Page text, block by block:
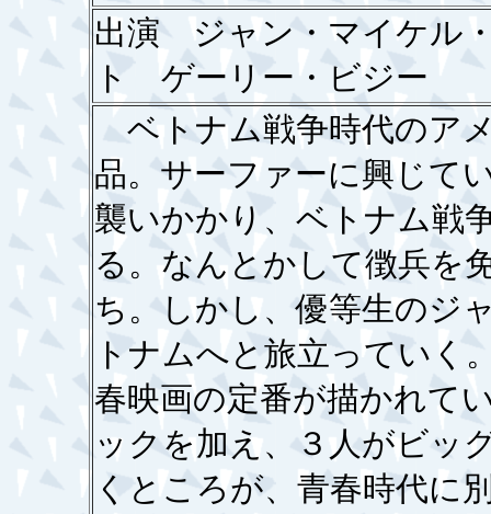
出演 ジャン・マイケル
ト ゲーリー・ビジー
ベトナム戦争時代のア
品。サーファーに興じて
襲いかかり、ベトナム戦
る。なんとかして徴兵を
ち。しかし、優等生のジ
トナムへと旅立っていく
春映画の定番が描かれて
ックを加え、３人がビッ
くところが、青春時代に